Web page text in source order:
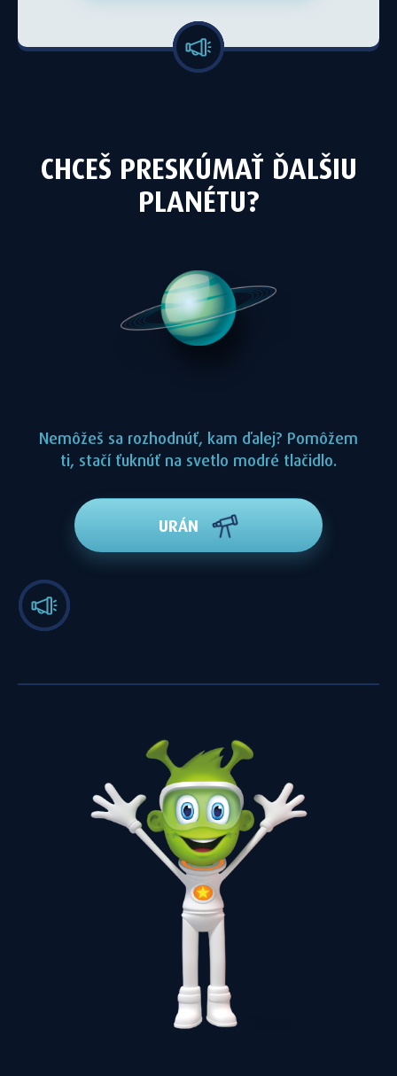
CHCEŠ PRESKÚMAŤ ĎALŠIU
PLANÉTU?
Nemôžeš sa rozhodnúť, kam ďalej? Pomôžem
ti, stačí ťuknúť na svetlo modré tlačidlo.
URÁN